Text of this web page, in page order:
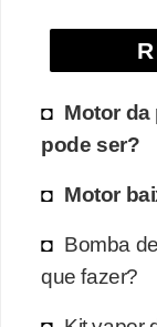
Motor da
pode ser?
Motor
Bomba
que fazer?